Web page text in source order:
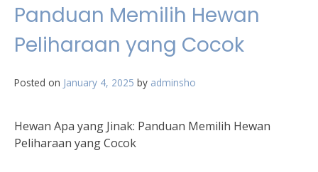
Panduan Memilih Hewan
Peliharaan yang Cocok
Posted on January 4, 2025 by adminsho
Hewan Apa yang Jinak: Panduan Memilih Hewan
Peliharaan yang Cocok